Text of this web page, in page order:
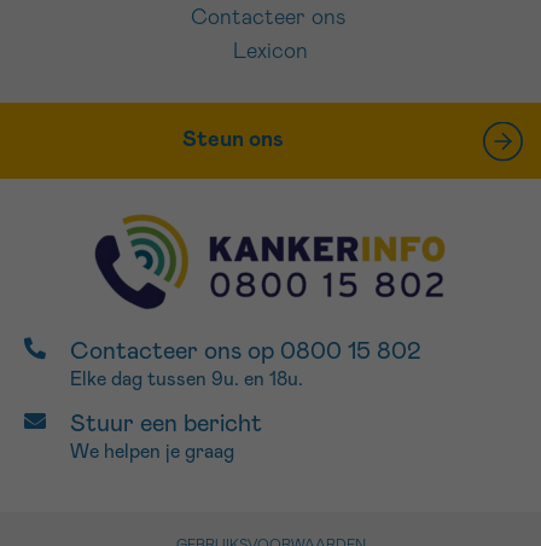
Contacteer ons
Lexicon
Steun ons
Contacteer ons op 0800 15 802
Elke dag tussen 9u. en 18u.
Stuur een bericht
We helpen je graag